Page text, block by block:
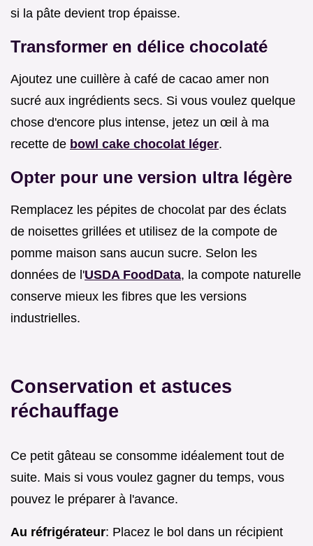
si la pâte devient trop épaisse.
Transformer en délice chocolaté
Ajoutez une cuillère à café de cacao amer non
sucré aux ingrédients secs. Si vous voulez quelque
chose d'encore plus intense, jetez un œil à ma
recette de bowl cake chocolat léger.
Opter pour une version ultra légère
Remplacez les pépites de chocolat par des éclats
de noisettes grillées et utilisez de la compote de
pomme maison sans aucun sucre. Selon les
données de l'USDA FoodData, la compote naturelle
conserve mieux les fibres que les versions
industrielles.
Conservation et astuces
réchauffage
Ce petit gâteau se consomme idéalement tout de
suite. Mais si vous voulez gagner du temps, vous
pouvez le préparer à l'avance.
Au réfrigérateur: Placez le bol dans un récipient